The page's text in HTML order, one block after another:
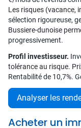
Les risques (vacance,
sélection rigoureuse,
Bussiere-dunoise
progressivement.
Profil investisseur.
tolérance au risque.
Rentabilité de 10,7%.
Analyser les
Acheter un